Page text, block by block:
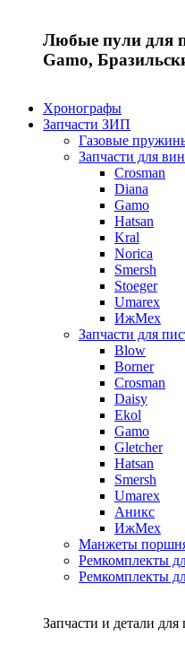
Любые пули для
Gamo,
Хронографы
Запчасти ЗИП
Газовые
Запчасти для
Crosman
Diana
Gamo
Hatsan
Kral
Norica
Smersh
Stoeger
Umarex
ИжМех
Запчасти для
Blow
Borner
Crosman
Daisy
Ekol
Gamo
Gletcher
Hatsan
Smersh
Umarex
Аникс
ИжМех
Манжеты
Ремкомплекты
Ремкомплекты
Запчасти и детали